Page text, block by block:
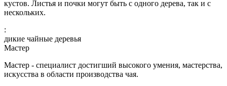
кустов. Листья и почки могут быть с одного дерева, так и с
нескольких.
:
дикие чайные деревья
Мастер
Мастер - специалист достигший высокого умения, мастерства,
искусства в области производства чая.